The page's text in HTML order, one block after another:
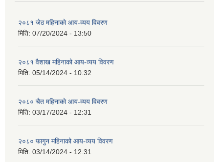
२०८१ जेठ महिनाको आय-व्यय विवरण
मिति: 07/20/2024 - 13:50
२०८१ वैशाख महिनाको आय-व्यय विवरण
मिति: 05/14/2024 - 10:32
२०८० चैत महिनाको आय-व्यय विवरण
मिति: 03/17/2024 - 12:31
२०८० फागुन महिनाको आय-व्यय विवरण
मिति: 03/14/2024 - 12:31